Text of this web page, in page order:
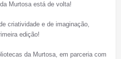
Murtosa está de volta!
criatividade e de imaginação,
edição!
da Murtosa, em parceria com